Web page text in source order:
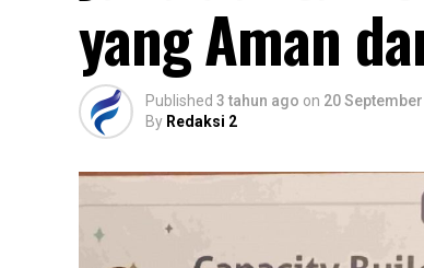
yang Aman
Published 3 tahun ago on 20
By Redaksi 2